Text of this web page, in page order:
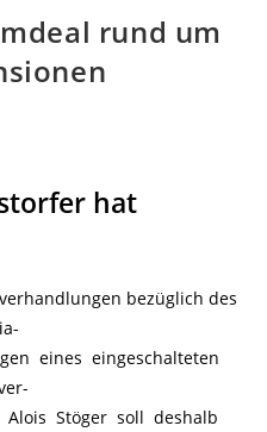
rund um
hat
bezüglich des
eines eingeschalteten
Stöger soll deshalb